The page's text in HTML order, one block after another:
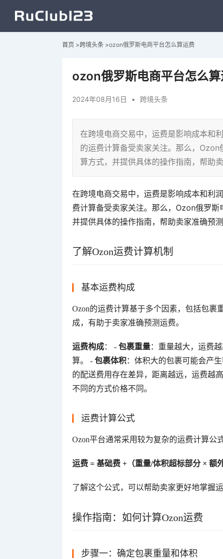
首页 >跨境头条 >ozon俄罗斯电商平台怎么算运费
ozon俄罗斯电商平台怎么
2024年08月16日 • 跨境头条
在跨境电商交易中，运费是影响成本和
的运费计算备受卖家关注。那么，
算方式，并提供具体的操作指南，帮助
在跨境电商交易中，运费是影响成本和利
费计算备受卖家关注。那么，Ozon俄罗
并提供具体的操作指南，帮助卖家准确预
了解Ozon运费计算机制
基本运费构成
Ozon的运费计算基于多个因素，包括包裹
成，有助于卖家准确预测运费。
运费构成： - 包裹重量：重量越大，运费
算。 - 包裹体积：体积大的包裹可能会产
的配送费用存在差异，距离越远，运费越
不同的方式价格不同。
运费计算公式
Ozon平台通常采用较为复杂的运费计算公
运费 = 基础费 +（重量/体积超标部分 × 额
了解这个公式，可以帮助卖家更好地掌握
操作指南：如何计算Ozon运费
步骤一：确定包裹重量和体积